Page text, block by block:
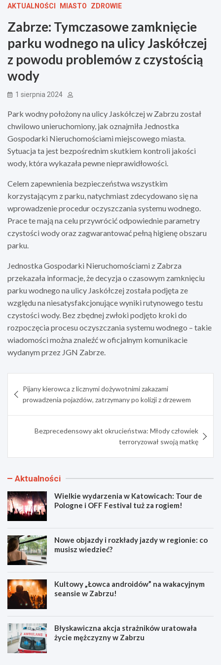
AKTUALNOŚCI MIASTO ZDROWIE
Zabrze: Tymczasowe zamknięcie
parku wodnego na ulicy Jaskółczej
z powodu problemów z czystością
wody
1 sierpnia 2024
Park wodny położony na ulicy Jaskółczej w Zabrzu został
chwilowo unieruchomiony, jak oznajmiła Jednostka
Gospodarki Nieruchomościami miejscowego miasta.
Sytuacja ta jest bezpośrednim skutkiem kontroli jakości
wody, która wykazała pewne nieprawidłowości.
Celem zapewnienia bezpieczeństwa wszystkim
korzystającym z parku, natychmiast zdecydowano się na
wprowadzenie procedur oczyszczania systemu wodnego.
Prace te mają na celu przywrócić odpowiednie parametry
czystości wody oraz zagwarantować pełną higienę obszaru
parku.
Jednostka Gospodarki Nieruchomościami z Zabrza
przekazała informacje, że decyzja o czasowym zamknięciu
parku wodnego na ulicy Jaskółczej została podjęta ze
względu na niesatysfakcjonujące wyniki rutynowego testu
czystości wody. Bez zbędnej zwłoki podjęto kroki do
rozpoczęcia procesu oczyszczania systemu wodnego – takie
wiadomości można znaleźć w oficjalnym komunikacie
wydanym przez JGN Zabrze.
wpisu
Pijany kierowca z licznymi dożywotnimi zakazami
prowadzenia pojazdów, zatrzymany po kolizji z drzewem
Bezprecedensowy akt okrucieństwa: Młody człowiek
terroryzował swoją matkę
Aktualności
Wielkie wydarzenia w Katowicach: Tour de
Pologne i OFF Festival tuż za rogiem!
Nowe objazdy i rozkłady jazdy w regionie: co
musisz wiedzieć?
Kultowy „Łowca androidów” na wakacyjnym
seansie w Zabrzu!
Błyskawiczna akcja strażników uratowała
życie mężczyzny w Zabrzu
W
N